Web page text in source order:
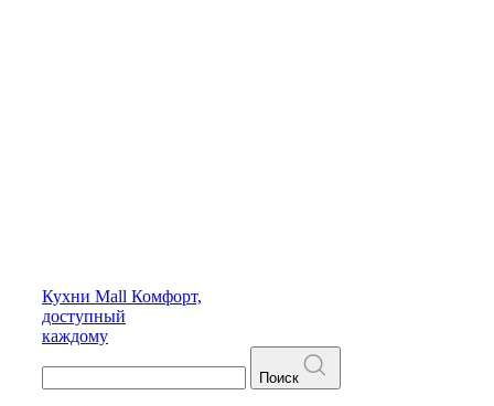
Кухни Mall Комфорт,
доступный
каждому
Поиск